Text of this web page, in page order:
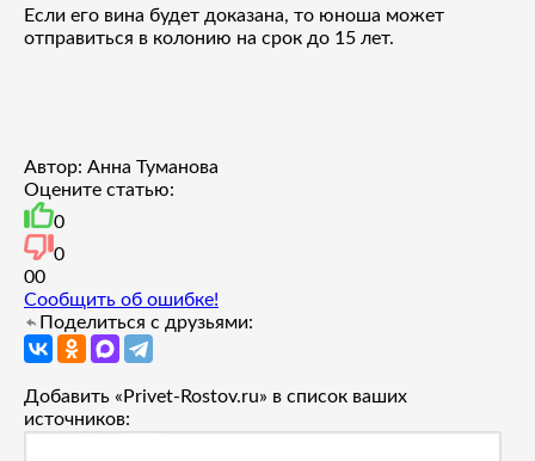
Если его вина будет доказана, то юноша может
отправиться в колонию на срок до 15 лет.
Автор: Анна Туманова
Оцените статью:
0
0
00
Сообщить об ошибке!
Поделиться с друзьями:
Добавить «Privet-Rostov.ru» в список ваших
источников: